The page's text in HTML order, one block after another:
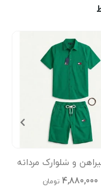
و شلوارک مردانه
تومان